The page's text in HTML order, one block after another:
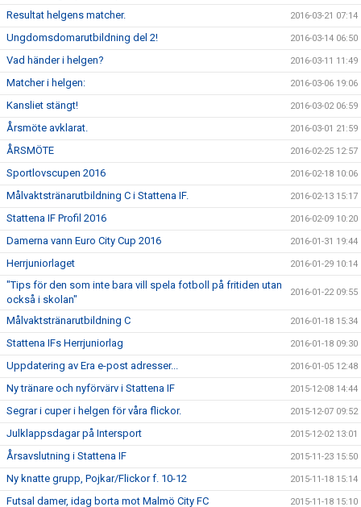
Resultat helgens matcher. 2016-03-21 07:14
Ungdomsdomarutbildning del 2! 2016-03-14 06:50
Vad händer i helgen? 2016-03-11 11:49
Matcher i helgen: 2016-03-06 19:06
Kansliet stängt! 2016-03-02 06:59
Årsmöte avklarat. 2016-03-01 21:59
ÅRSMÖTE 2016-02-25 12:57
Sportlovscupen 2016 2016-02-18 10:06
Målvaktstränarutbildning C i Stattena IF. 2016-02-13 15:17
Stattena IF Profil 2016 2016-02-09 10:20
Damerna vann Euro City Cup 2016 2016-01-31 19:44
Herrjuniorlaget 2016-01-29 10:14
"Tips för den som inte bara vill spela fotboll på fritiden utan
också i skolan"
2016-01-22 09:55
Målvaktstränarutbildning C 2016-01-18 15:34
Stattena IFs Herrjuniorlag 2016-01-18 09:30
Uppdatering av Era e-post adresser... 2016-01-05 12:48
Ny tränare och nyförvärv i Stattena IF 2015-12-08 14:44
Segrar i cuper i helgen för våra flickor. 2015-12-07 09:52
Julklappsdagar på Intersport 2015-12-02 13:01
Årsavslutning i Stattena IF 2015-11-23 15:50
Ny knatte grupp, Pojkar/Flickor f. 10-12 2015-11-18 15:14
Futsal damer, idag borta mot Malmö City FC 2015-11-18 15:10